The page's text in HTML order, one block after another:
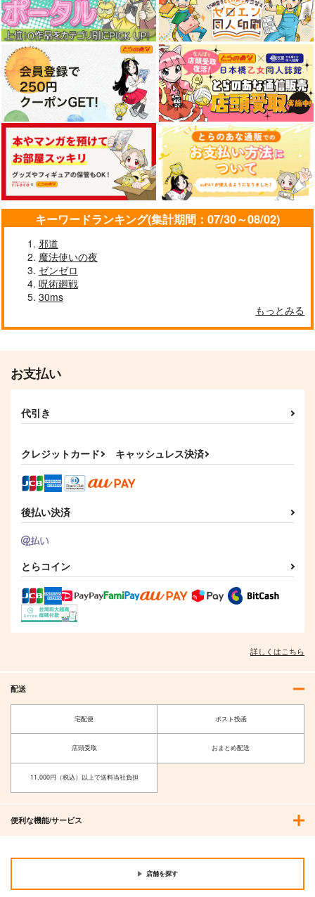
キーワードランキング(集計期間：07/30～08/02)
邪道
魔法使いの夜
ゼンゼロ
呪術廻戦
30ms
もっとみる
お支払い
代引き
クレジットカード キャッシュレス決済
後払い決済
とらコイン
詳しくはこちら
配送
宅配便 ポスト投函
店頭受取 おまとめ配送
11,000円（税込）以上で送料当社負担
便利な機能/サービス
店舗を探す